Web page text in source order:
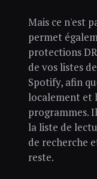
Mais ce n'est
permet
protections
de vos listes
Spotify, afin
localement et
programmes.
la liste de
de recherche
reste.